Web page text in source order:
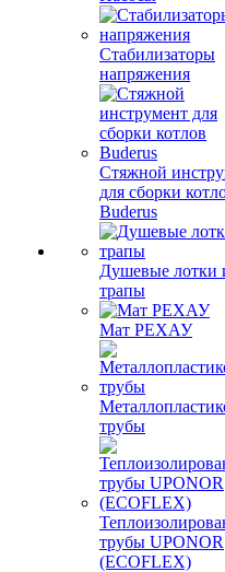
Стабилизаторы
напряжения
Стяжной
для сборки
Buderus
Душевые лотки
трапы
Мат РЕХАУ
трубы
трубы UPONOR
(ECOFLEX)